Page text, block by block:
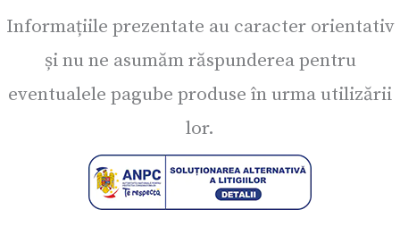
Informațiile prezentate au caracter orientativ
și nu ne asumăm răspunderea pentru
eventualele pagube produse în urma utilizării
lor.